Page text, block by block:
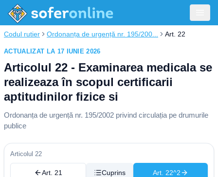
Codul rutier Ordonanța de urgență nr. 195/200... Art. 22
ACTUALIZAT LA 17 IUNIE 2026
Articolul 22 - Examinarea medicala se
realizeaza în scopul certificarii
aptitudinilor fizice si
Ordonanța de urgență nr. 195/2002 privind circulația pe drumurile
publice
Articolul 22
Art. 21 Cuprins Art. 22^2